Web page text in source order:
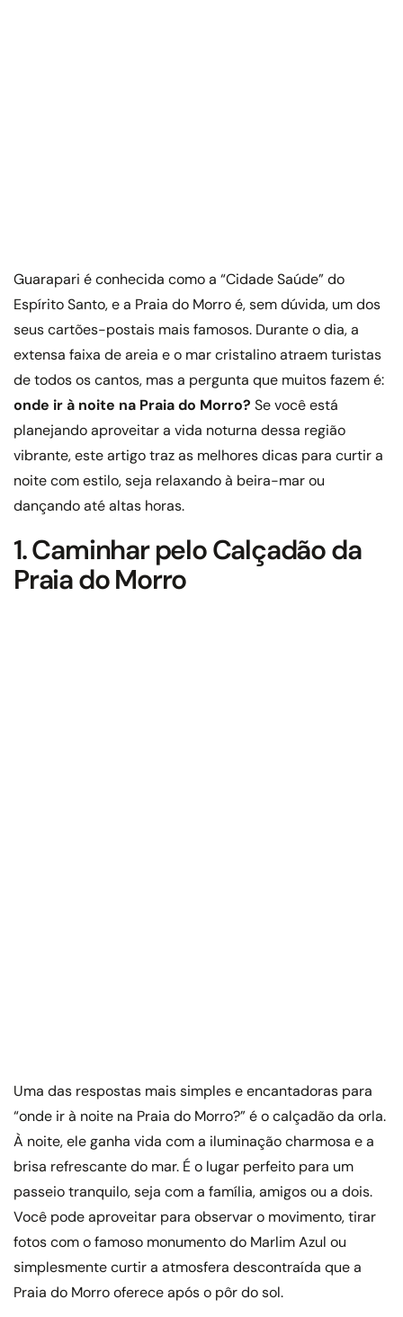
Guarapari é conhecida como a “Cidade Saúde” do
Espírito Santo, e a Praia do Morro é, sem dúvida, um dos
seus cartões-postais mais famosos. Durante o dia, a
extensa faixa de areia e o mar cristalino atraem turistas
de todos os cantos, mas a pergunta que muitos fazem é:
onde ir à noite na Praia do Morro? Se você está
planejando aproveitar a vida noturna dessa região
vibrante, este artigo traz as melhores dicas para curtir a
noite com estilo, seja relaxando à beira-mar ou
dançando até altas horas.
1. Caminhar pelo Calçadão da
Praia do Morro
Uma das respostas mais simples e encantadoras para
“onde ir à noite na Praia do Morro?” é o calçadão da orla.
À noite, ele ganha vida com a iluminação charmosa e a
brisa refrescante do mar. É o lugar perfeito para um
passeio tranquilo, seja com a família, amigos ou a dois.
Você pode aproveitar para observar o movimento, tirar
fotos com o famoso monumento do Marlim Azul ou
simplesmente curtir a atmosfera descontraída que a
Praia do Morro oferece após o pôr do sol.